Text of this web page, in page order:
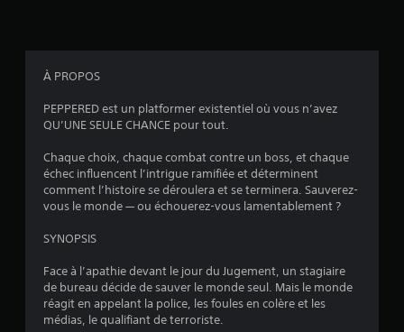
l
s
r
À PROPOS
PEPPERED est un platformer existentiel où vous n’avez
QU’UNE SEULE CHANCE pour tout.
Chaque choix, chaque combat contre un boss, et chaque
échec influencent l’intrigue ramifiée et déterminent
comment l’histoire se déroulera et se terminera. Sauverez-
vous le monde — ou échouerez-vous lamentablement ?
SYNOPSIS
Face à l’apathie devant le jour du Jugement, un stagiaire
de bureau décide de sauver le monde seul. Mais le monde
réagit en appelant la police, les foules en colère et les
médias, le qualifiant de terroriste.